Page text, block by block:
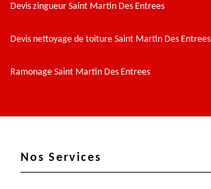
Devis zingueur Saint Martin Des Entrees
Devis nettoyage de toiture Saint Martin Des Entrees
Ramonage Saint Martin Des Entrees
Nos Services